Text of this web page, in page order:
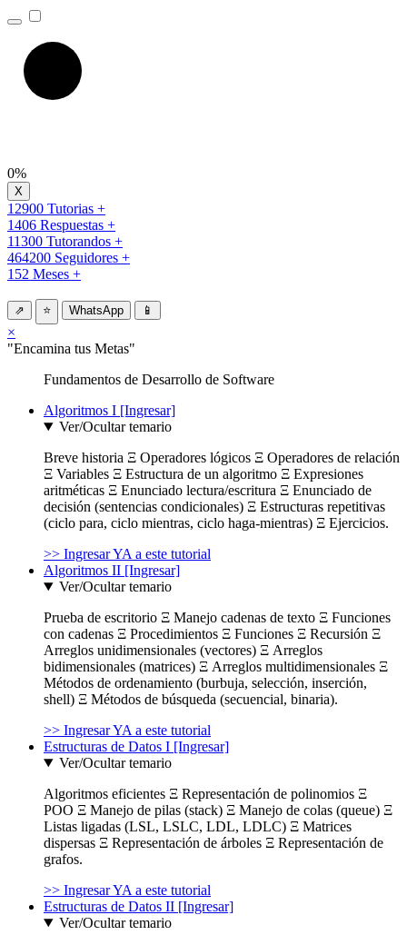
0%
12900 Tutorias +
1406 Respuestas +
11300 Tutorandos +
464200 Seguidores +
152 Meses +
⇗ ⭐ WhatsApp 📱
×
"Encamina tus Metas"
Fundamentos de Desarrollo de Software
Algoritmos I [Ingresar]
Ver/Ocultar temario
Breve historia Ξ Operadores lógicos Ξ Operadores de relación
Ξ Variables Ξ Estructura de un algoritmo Ξ Expresiones
aritméticas Ξ Enunciado lectura/escritura Ξ Enunciado de
decisión (sentencias condicionales) Ξ Estructuras repetitivas
(ciclo para, ciclo mientras, ciclo haga-mientras) Ξ Ejercicios.
>> Ingresar YA a este tutorial
Algoritmos II [Ingresar]
Ver/Ocultar temario
Prueba de escritorio Ξ Manejo cadenas de texto Ξ Funciones
con cadenas Ξ Procedimientos Ξ Funciones Ξ Recursión Ξ
Arreglos unidimensionales (vectores) Ξ Arreglos
bidimensionales (matrices) Ξ Arreglos multidimensionales Ξ
Métodos de ordenamiento (burbuja, selección, inserción,
shell) Ξ Métodos de búsqueda (secuencial, binaria).
>> Ingresar YA a este tutorial
Estructuras de Datos I [Ingresar]
Ver/Ocultar temario
Algoritmos eficientes Ξ Representación de polinomios Ξ
POO Ξ Manejo de pilas (stack) Ξ Manejo de colas (queue) Ξ
Listas ligadas (LSL, LSLC, LDL, LDLC) Ξ Matrices
dispersas Ξ Representación de árboles Ξ Representación de
grafos.
>> Ingresar YA a este tutorial
Estructuras de Datos II [Ingresar]
Ver/Ocultar temario